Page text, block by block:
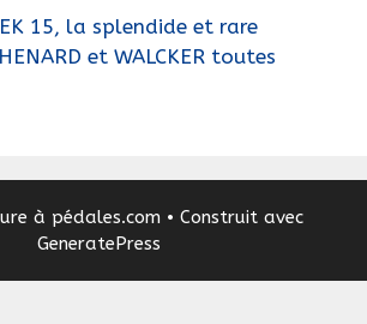
15, la splendide et rare
et WALCKER toutes
à pédales.com • Construit avec
GeneratePress